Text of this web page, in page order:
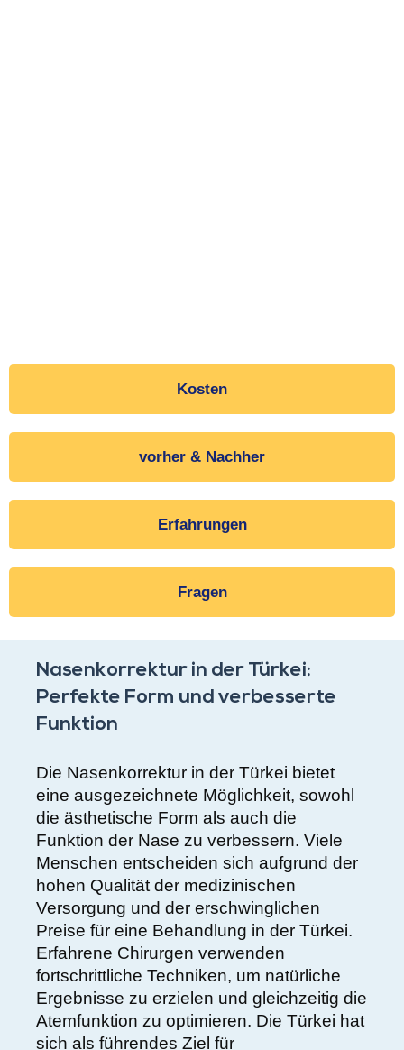
Kosten
vorher & Nachher
Erfahrungen
Fragen
Nasenkorrektur in der Türkei:
Perfekte Form und verbesserte
Funktion
Die Nasenkorrektur in der Türkei bietet
eine ausgezeichnete Möglichkeit, sowohl
die ästhetische Form als auch die
Funktion der Nase zu verbessern. Viele
Menschen entscheiden sich aufgrund der
hohen Qualität der medizinischen
Versorgung und der erschwinglichen
Preise für eine Behandlung in der Türkei.
Erfahrene Chirurgen verwenden
fortschrittliche Techniken, um natürliche
Ergebnisse zu erzielen und gleichzeitig die
Atemfunktion zu optimieren. Die Türkei hat
sich als führendes Ziel für